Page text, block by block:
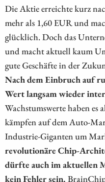
Die Aktie erreichte kurz
mehr als 1,60 EUR und
glücklich. Doch das
und macht aktuell kaum
gute Geschäfte in der
Nach dem Einbruch auf
Wert langsam wieder
Wachstumswerte haben es
kämpfen auf dem Auto-
Industrie-Giganten um
revolutionäre Chip-
dürfte auch im aktuellen
kein Fehler sein.